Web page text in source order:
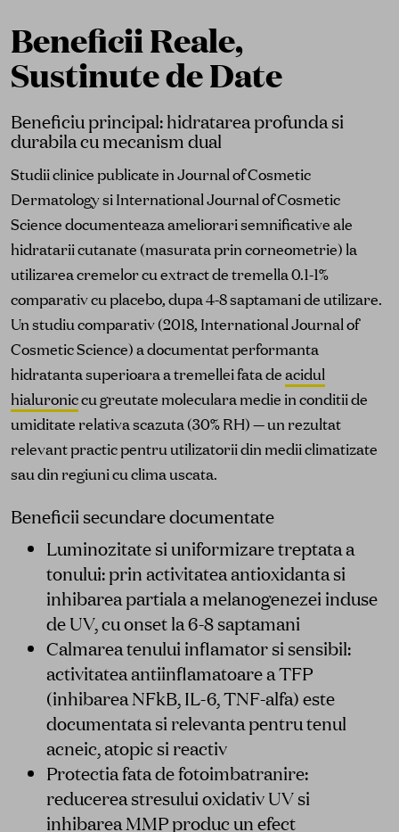
Beneficii Reale,
Sustinute de Date
Beneficiu principal: hidratarea profunda si
durabila cu mecanism dual
Studii clinice publicate in Journal of Cosmetic
Dermatology si International Journal of Cosmetic
Science documenteaza ameliorari semnificative ale
hidratarii cutanate (masurata prin corneometrie) la
utilizarea cremelor cu extract de tremella 0.1-1%
comparativ cu placebo, dupa 4-8 saptamani de utilizare.
Un studiu comparativ (2018, International Journal of
Cosmetic Science) a documentat performanta
hidratanta superioara a tremellei fata deacidul
hialuroniccu greutate moleculara medie in conditii de
umiditate relativa scazuta (30% RH) — un rezultat
relevant practic pentru utilizatorii din medii climatizate
sau din regiuni cu clima uscata.
Beneficii secundare documentate
Luminozitate si uniformizare treptata a
tonului: prin activitatea antioxidanta si
inhibarea partiala a melanogenezei induse
de UV, cu onset la 6-8 saptamani
Calmarea tenului inflamator si sensibil:
activitatea antiinflamatoare a TFP
(inhibarea NFkB, IL-6, TNF-alfa) este
documentata si relevanta pentru tenul
acneic, atopic si reactiv
Protectia fata de fotoimbatranire:
reducerea stresului oxidativ UV si
inhibarea MMP produc un efect